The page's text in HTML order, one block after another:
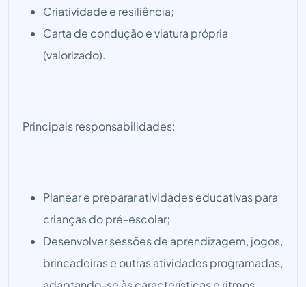
Criatividade e resiliência;
Carta de condução e viatura própria
(valorizado).
Principais responsabilidades:
Planear e preparar atividades educativas para
crianças do pré-escolar;
Desenvolver sessões de aprendizagem, jogos,
brincadeiras e outras atividades programadas,